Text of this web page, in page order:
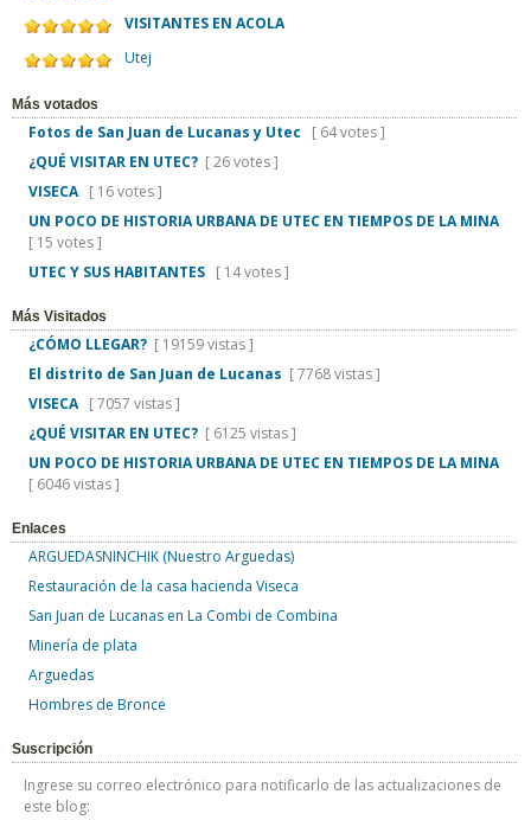
VISITANTES EN ACOLA
Utej
Más votados
Fotos de San Juan de Lucanas y Utec
[ 64 votes ]
¿QUÉ VISITAR EN UTEC? [ 26 votes ]
VISECA [ 16 votes ]
UN POCO DE HISTORIA URBANA DE UTEC EN TIEMPOS DE LA MINA
[ 15 votes ]
UTEC Y SUS HABITANTES [ 14 votes ]
Más Visitados
¿CÓMO LLEGAR? [ 19159 vistas ]
El distrito de San Juan de Lucanas [ 7768 vistas ]
VISECA [ 7057 vistas ]
¿QUÉ VISITAR EN UTEC? [ 6125 vistas ]
UN POCO DE HISTORIA URBANA DE UTEC EN TIEMPOS DE LA MINA
[ 6046 vistas ]
Enlaces
ARGUEDASNINCHIK (Nuestro Arguedas)
Restauración de la casa hacienda Viseca
San Juan de Lucanas en La Combi de Combina
Minería de plata
Arguedas
Hombres de Bronce
Suscripción
Ingrese su correo electrónico para notificarlo de las actualizaciones de
este blog: